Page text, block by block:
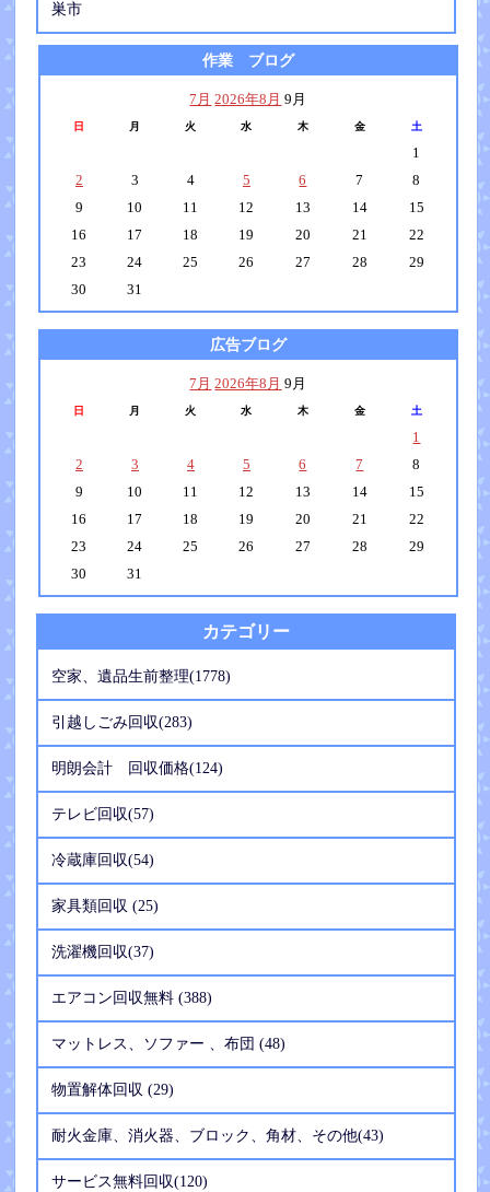
巣市
作業 ブログ
7月 2026年8月 9月
日 月 火 水 木 金 土
1
2
3 4 5 6 7
8
9
10 11 12 13 14
15
16
17 18 19 20 21
22
23
24 25 26 27 28
29
30
31
広告ブログ
7月 2026年8月 9月
日 月 火 水 木 金 土
1
2
3 4 5 6 7
8
9
10 11 12 13 14
15
16
17 18 19 20 21
22
23
24 25 26 27 28
29
30
31
カテゴリー
空家、遺品生前整理(1778)
引越しごみ回収(283)
明朗会計 回収価格(124)
テレビ回収(57)
冷蔵庫回収(54)
家具類回収 (25)
洗濯機回収(37)
エアコン回収無料 (388)
マットレス、ソファー 、布団 (48)
物置解体回収 (29)
耐火金庫、消火器、ブロック、角材、その他(43)
サービス無料回収(120)